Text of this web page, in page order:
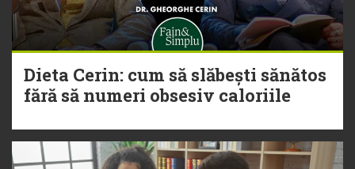
Dieta Cerin: cum să slăbești sănătos
fără să numeri obsesiv caloriile